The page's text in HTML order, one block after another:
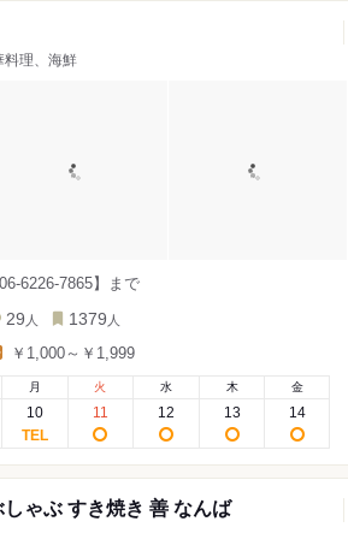
料理、海鮮
6226-7865】まで
29 人 1379 人
￥1,000～￥1,999
月
10
火
11
水
12
木
13
金
14
ゃぶ すき焼き 善 なんば